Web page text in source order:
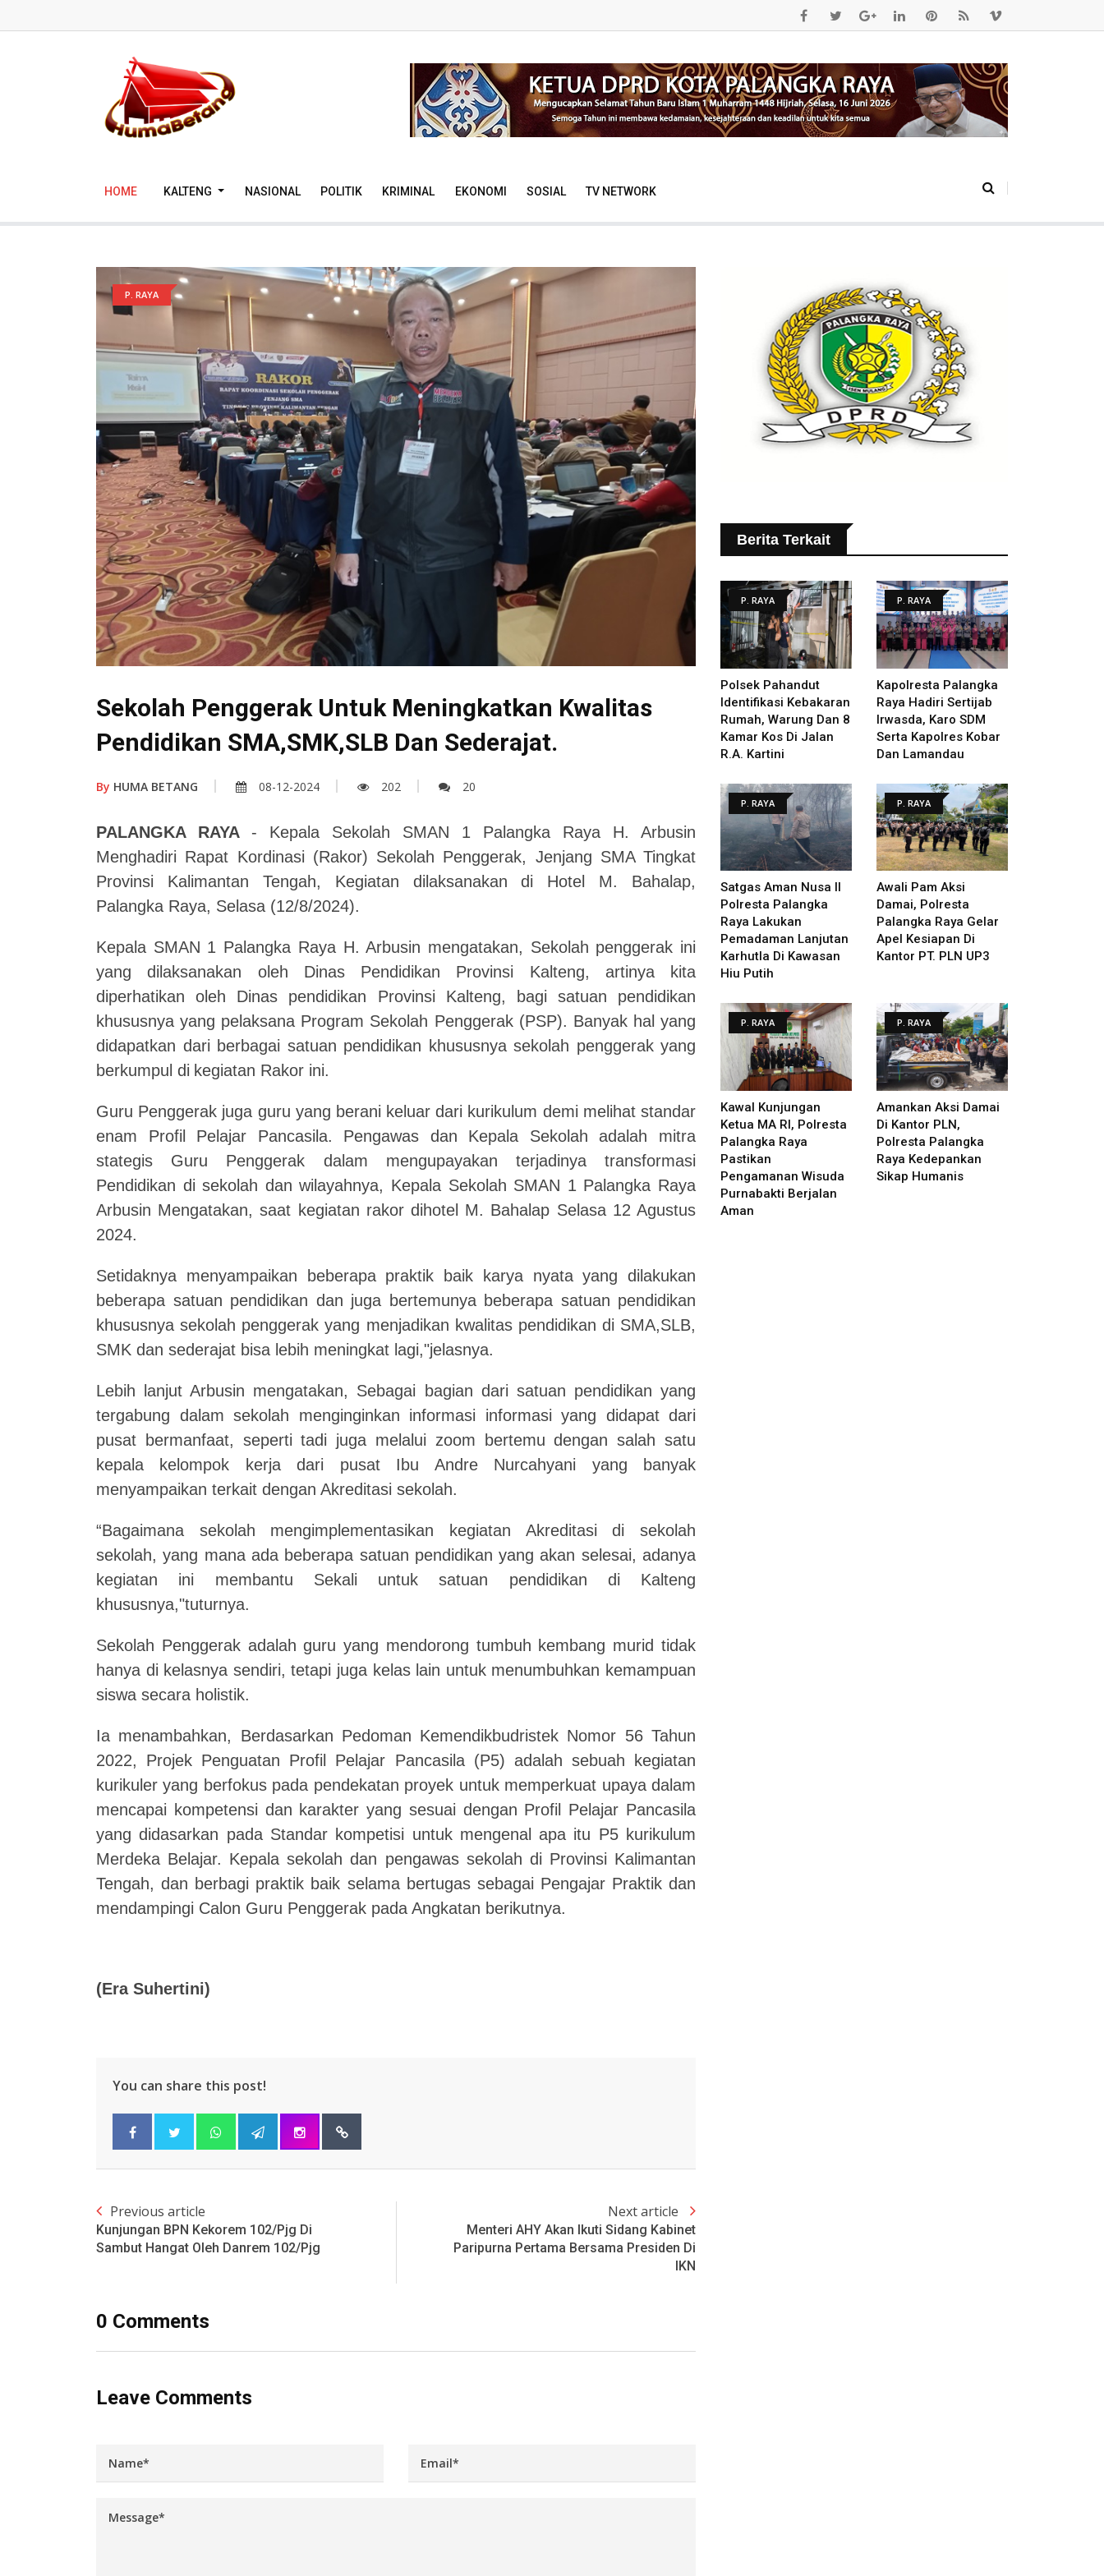
HOME KALTENG NASIONAL POLITIK KRIMINAL EKONOMI SOSIAL TV NETWORK
P. RAYA
Sekolah Penggerak Untuk Meningkatkan Kwalitas
Pendidikan SMA,SMK,SLB Dan Sederajat.
By HUMA BETANG 08-12-2024 202 20
PALANGKA RAYA - Kepala Sekolah SMAN 1 Palangka Raya H. Arbusin
Menghadiri Rapat Kordinasi (Rakor) Sekolah Penggerak, Jenjang SMA Tingkat
Provinsi Kalimantan Tengah, Kegiatan dilaksanakan di Hotel M. Bahalap,
Palangka Raya, Selasa (12/8/2024).
Kepala SMAN 1 Palangka Raya H. Arbusin mengatakan, Sekolah penggerak ini
yang dilaksanakan oleh Dinas Pendidikan Provinsi Kalteng, artinya kita
diperhatikan oleh Dinas pendidikan Provinsi Kalteng, bagi satuan pendidikan
khususnya yang pelaksana Program Sekolah Penggerak (PSP). Banyak hal yang
didapatkan dari berbagai satuan pendidikan khususnya sekolah penggerak yang
berkumpul di kegiatan Rakor ini.
Guru Penggerak juga guru yang berani keluar dari kurikulum demi melihat standar
enam Profil Pelajar Pancasila. Pengawas dan Kepala Sekolah adalah mitra
stategis Guru Penggerak dalam mengupayakan terjadinya transformasi
Pendidikan di sekolah dan wilayahnya, Kepala Sekolah SMAN 1 Palangka Raya
Arbusin Mengatakan, saat kegiatan rakor dihotel M. Bahalap Selasa 12 Agustus
2024.
Setidaknya menyampaikan beberapa praktik baik karya nyata yang dilakukan
beberapa satuan pendidikan dan juga bertemunya beberapa satuan pendidikan
khususnya sekolah penggerak yang menjadikan kwalitas pendidikan di SMA,SLB,
SMK dan sederajat bisa lebih meningkat lagi,"jelasnya.
Lebih lanjut Arbusin mengatakan, Sebagai bagian dari satuan pendidikan yang
tergabung dalam sekolah menginginkan informasi informasi yang didapat dari
pusat bermanfaat, seperti tadi juga melalui zoom bertemu dengan salah satu
kepala kelompok kerja dari pusat Ibu Andre Nurcahyani yang banyak
menyampaikan terkait dengan Akreditasi sekolah.
“Bagaimana sekolah mengimplementasikan kegiatan Akreditasi di sekolah
sekolah, yang mana ada beberapa satuan pendidikan yang akan selesai, adanya
kegiatan ini membantu Sekali untuk satuan pendidikan di Kalteng
khususnya,"tuturnya.
Sekolah Penggerak adalah guru yang mendorong tumbuh kembang murid tidak
hanya di kelasnya sendiri, tetapi juga kelas lain untuk menumbuhkan kemampuan
siswa secara holistik.
Ia menambahkan, Berdasarkan Pedoman Kemendikbudristek Nomor 56 Tahun
2022, Projek Penguatan Profil Pelajar Pancasila (P5) adalah sebuah kegiatan
kurikuler yang berfokus pada pendekatan proyek untuk memperkuat upaya dalam
mencapai kompetensi dan karakter yang sesuai dengan Profil Pelajar Pancasila
yang didasarkan pada Standar kompetisi untuk mengenal apa itu P5 kurikulum
Merdeka Belajar. Kepala sekolah dan pengawas sekolah di Provinsi Kalimantan
Tengah, dan berbagi praktik baik selama bertugas sebagai Pengajar Praktik dan
mendampingi Calon Guru Penggerak pada Angkatan berikutnya.
(Era Suhertini)
You can share this post!
Previous article
Kunjungan BPN Kekorem 102/Pjg Di
Sambut Hangat Oleh Danrem 102/Pjg
Next article
Menteri AHY Akan Ikuti Sidang Kabinet
Paripurna Pertama Bersama Presiden Di
IKN
0 Comments
Leave Comments
Berita Terkait
P. RAYA
Polsek Pahandut
Identifikasi Kebakaran
Rumah, Warung Dan 8
Kamar Kos Di Jalan
R.A. Kartini
P. RAYA
Kapolresta Palangka
Raya Hadiri Sertijab
Irwasda, Karo SDM
Serta Kapolres Kobar
Dan Lamandau
P. RAYA
Satgas Aman Nusa II
Polresta Palangka
Raya Lakukan
Pemadaman Lanjutan
Karhutla Di Kawasan
Hiu Putih
P. RAYA
Awali Pam Aksi
Damai, Polresta
Palangka Raya Gelar
Apel Kesiapan Di
Kantor PT. PLN UP3
P. RAYA
Kawal Kunjungan
Ketua MA RI, Polresta
Palangka Raya
Pastikan
Pengamanan Wisuda
Purnabakti Berjalan
Aman
P. RAYA
Amankan Aksi Damai
Di Kantor PLN,
Polresta Palangka
Raya Kedepankan
Sikap Humanis